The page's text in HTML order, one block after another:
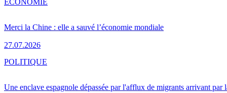
Merci la Chine : elle a sauvé l’économie mondiale
27.07.2026
Une enclave espagnole dépassée par l'afflux de migrants arrivant par
POLITIQUE